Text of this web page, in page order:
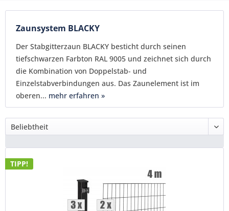
Zaunsystem BLACKY
Der Stabgitterzaun BLACKY besticht durch seinen
tiefschwarzen Farbton RAL 9005 und zeichnet sich durch
die Kombination von Doppelstab- und
Einzelstabverbindungen aus. Das Zaunelement ist im
oberen... mehr erfahren »
TIPP!